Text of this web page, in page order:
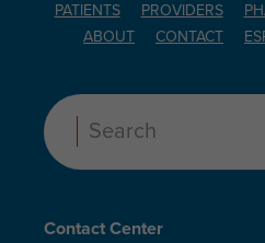
PATIENTS PROVIDERS
ABOUT
CONTACT
Search:
Contact Center